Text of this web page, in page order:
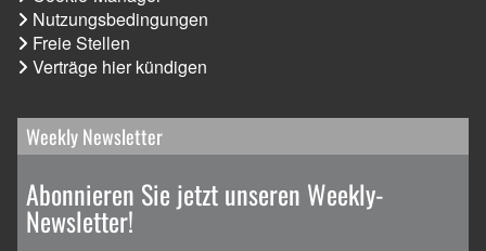
Nutzungsbedingungen
Freie Stellen
Verträge hier kündigen
Weekly Newsletter
Abonnieren Sie jetzt unseren Weekly-
Newsletter!